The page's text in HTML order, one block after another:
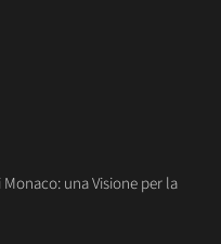
una Visione per la